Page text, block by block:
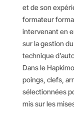
et de son
formateur
intervenant en
sur la gestion
technique
Dans le
poings, clefs,
sélectionnées
mis sur les